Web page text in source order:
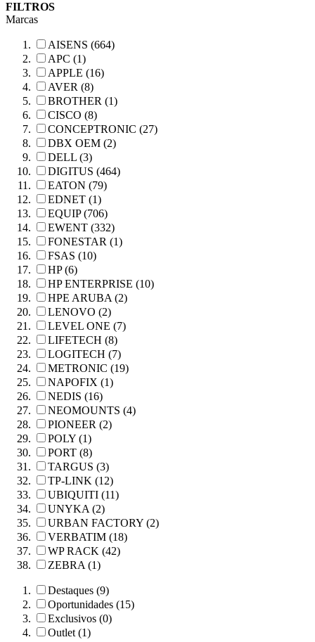
FILTROS
Marcas
AISENS (664)
APC (1)
APPLE (16)
AVER (8)
BROTHER (1)
CISCO (8)
CONCEPTRONIC (27)
DBX OEM (2)
DELL (3)
DIGITUS (464)
EATON (79)
EDNET (1)
EQUIP (706)
EWENT (332)
FONESTAR (1)
FSAS (10)
HP (6)
HP ENTERPRISE (10)
HPE ARUBA (2)
LENOVO (2)
LEVEL ONE (7)
LIFETECH (8)
LOGITECH (7)
METRONIC (19)
NAPOFIX (1)
NEDIS (16)
NEOMOUNTS (4)
PIONEER (2)
POLY (1)
PORT (8)
TARGUS (3)
TP-LINK (12)
UBIQUITI (11)
UNYKA (2)
URBAN FACTORY (2)
VERBATIM (18)
WP RACK (42)
ZEBRA (1)
Destaques (9)
Oportunidades (15)
Exclusivos (0)
Outlet (1)